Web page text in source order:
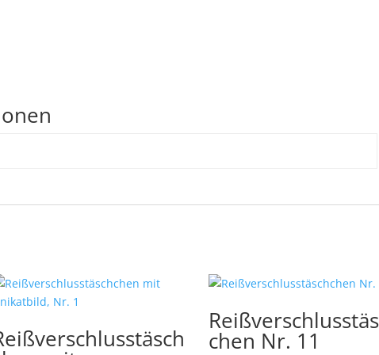
chen Nr. 11